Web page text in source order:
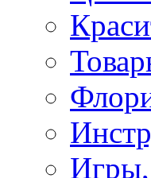
Игры,